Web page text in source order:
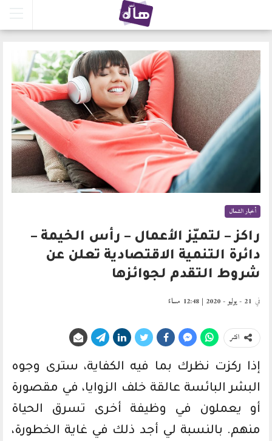
أخبار الشمال
راكز – لتميّز الأعمال – رأس الخيمة –
دائرة التنمية الاقتصادية تعلن عن
شروط التقدم لجوائزها
في 21 - يوليو - 2020 | 12:48 مساءً
انشر
إذا ركزت نظرك بما فيه الكفاية، سترى وجوه
البشر البائسة عالقة خلف الزوايا، في مقصورة
أو يعملون في وظيفة أخرى تسرق الحياة
منهم. بالنسبة لي أجد ذلك في غاية الخطورة،